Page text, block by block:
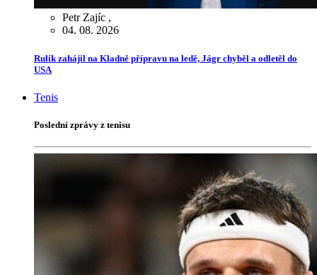
Petr Zajíc ,
04. 08. 2026
Rulík zahájil na Kladně přípravu na ledě, Jágr chyběl a odletěl do
USA
Tenis
Poslední zprávy z tenisu